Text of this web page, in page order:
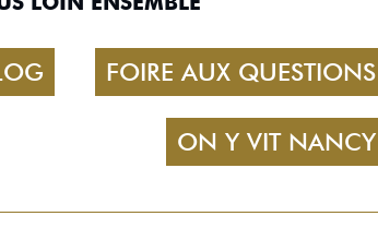
FOIRE AUX QUESTIONS
ON Y VIT NANCY